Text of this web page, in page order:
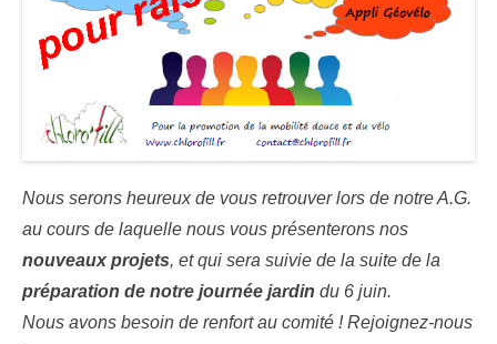
Nous serons heureux de vous retrouver lors de notre A.G.
au cours de laquelle nous vous présenterons nos
nouveaux projets, et qui sera suivie de la suite de la
préparation de notre journée jardin du 6 juin.
Nous avons besoin de renfort au comité ! Rejoignez-nous